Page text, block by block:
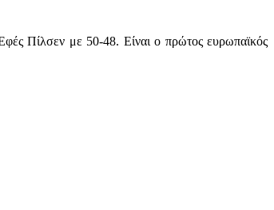
Πίλσεν με 50-48. Είναι ο πρώτος ευρωπαϊκός